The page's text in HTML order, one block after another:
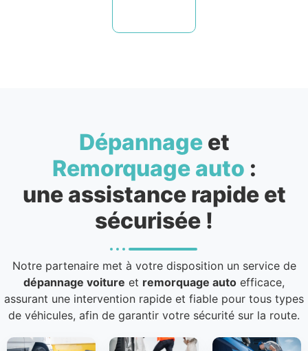
Dépannageet
Remorquage auto :
une assistance rapide et
sécurisée !
Notre partenaire met à votre disposition un service de
dépannage voiture et remorquage auto efficace,
assurant une intervention rapide et fiable pour tous types
de véhicules, afin de garantir votre sécurité sur la route.